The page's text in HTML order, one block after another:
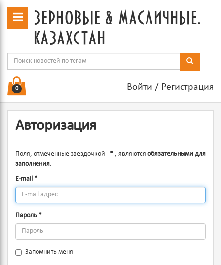
зерновые & масличные.
казахстан
Войти / Регистрация
0
Авторизация
Поля, отмеченные звездочкой - * , являются обязательными для
заполнения.
E-mail *
Пароль *
Запомнить меня